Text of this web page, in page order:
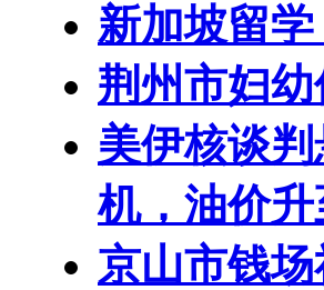
新加坡留
荆州市妇
美伊核谈
机，油价
京山市钱